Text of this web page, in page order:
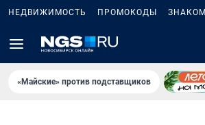
НЕДВИЖИМОСТЬ ПРОМОКОДЫ
«Майские» против подставщиков